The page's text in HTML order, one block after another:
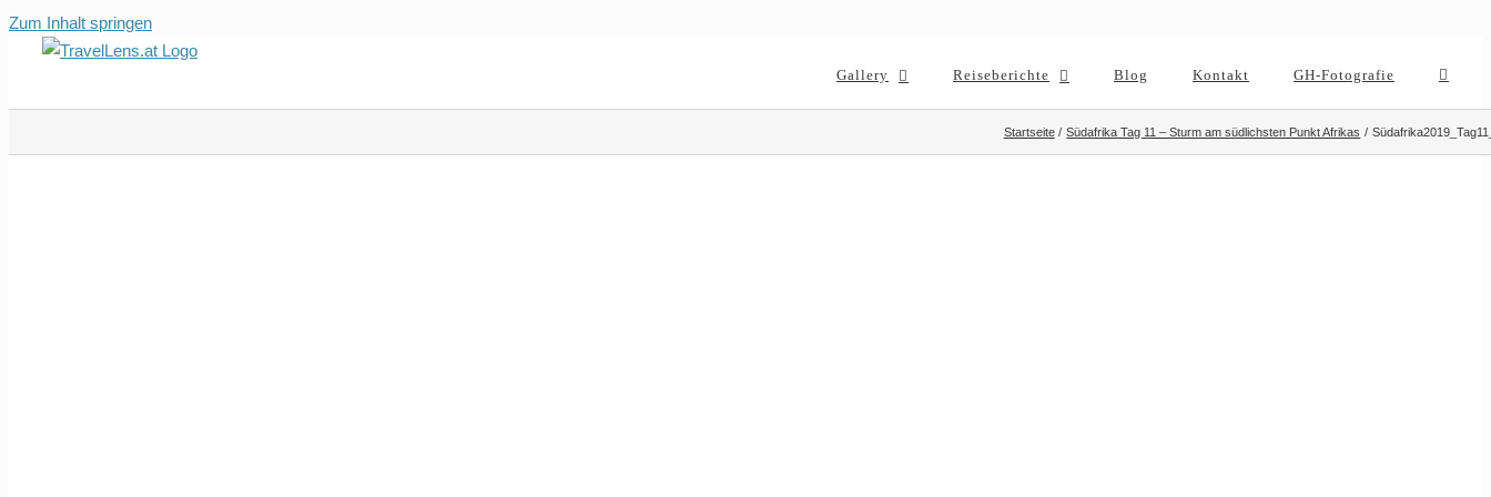
Zum Inhalt springen
Gallery Reiseberichte Blog Kontakt GH-Fotografie
Startseite Südafrika Tag 11 – Sturm am südlichsten Punkt Afrikas